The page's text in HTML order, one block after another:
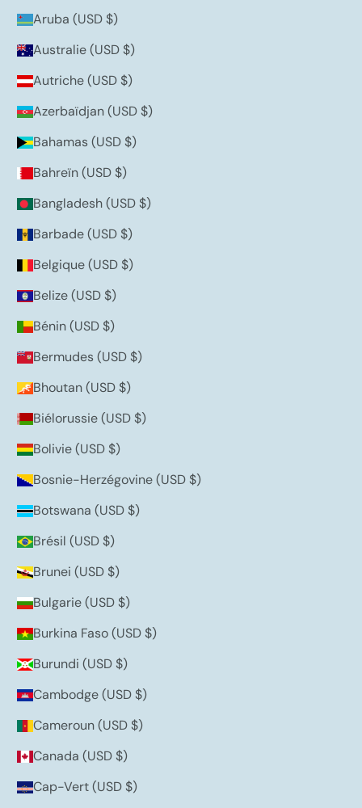
Aruba (USD $)
Australie (USD $)
Autriche (USD $)
Azerbaïdjan (USD $)
Bahamas (USD $)
Bahreïn (USD $)
Bangladesh (USD $)
Barbade (USD $)
Belgique (USD $)
Belize (USD $)
Bénin (USD $)
Bermudes (USD $)
Bhoutan (USD $)
Biélorussie (USD $)
Bolivie (USD $)
Bosnie-Herzégovine (USD $)
Botswana (USD $)
Brésil (USD $)
Brunei (USD $)
Bulgarie (USD $)
Burkina Faso (USD $)
Burundi (USD $)
Cambodge (USD $)
Cameroun (USD $)
Canada (USD $)
Cap-Vert (USD $)